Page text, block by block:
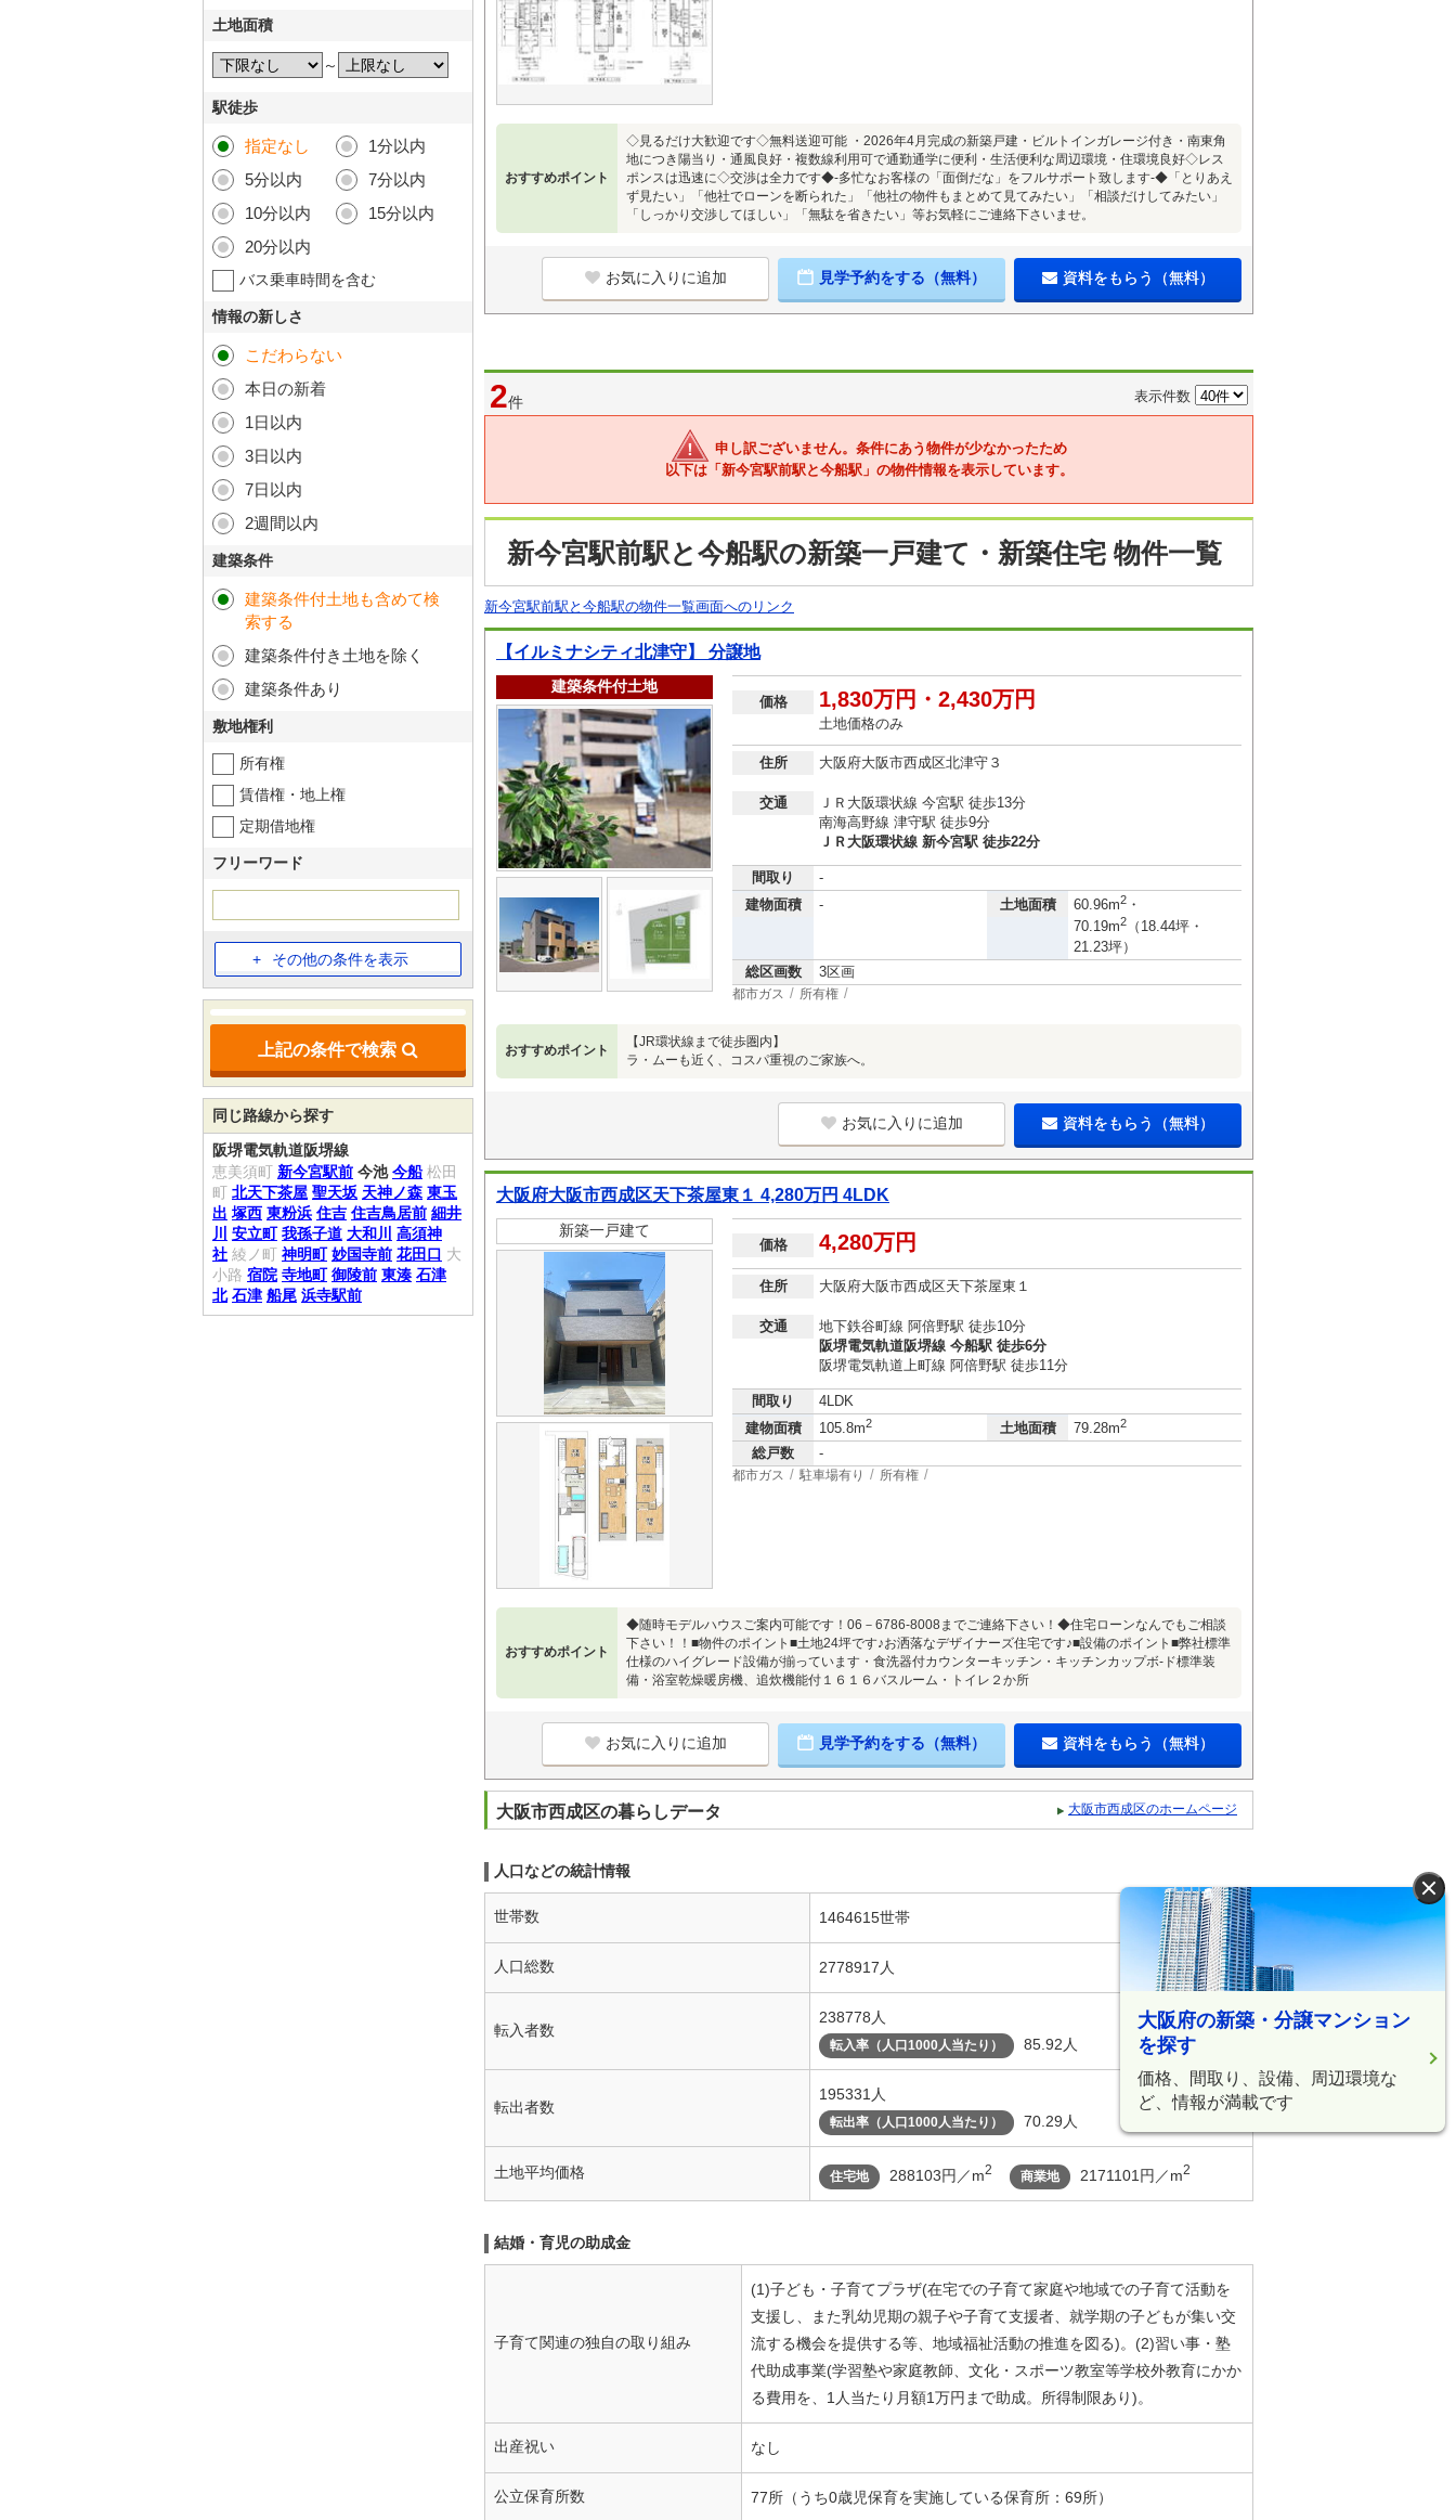
おすすめポイント
◇見るだけ大歓迎です◇無料送迎可能 ・2026年4月完成の新築戸建・ビルトインガレージ付き・南東角
地につき陽当り・通風良好・複数線利用可で通勤通学に便利・生活便利な周辺環境・住環境良好◇レス
ポンスは迅速に◇交渉は全力です◆‐多忙なお客様の「面倒だな」をフルサポート致します‐◆「とりあえ
ず見たい」「他社でローンを断られた」「他社の物件もまとめて見てみたい」「相談だけしてみたい」
「しっかり交渉してほしい」「無駄を省きたい」等お気軽にご連絡下さいませ。
お気に入りに追加 見学予約をする（無料） 資料をもらう（無料）
2件 表示件数
申し訳ございません。条件にあう物件が少なかったため
以下は「新今宮駅前駅と今船駅」の物件情報を表示しています。
新今宮駅前駅と今船駅の新築一戸建て・新築住宅 物件一覧
新今宮駅前駅と今船駅の物件一覧画面へのリンク
【イルミナシティ北津守】 分譲地
建築条件付土地
価格 1,830万円・2,430万円
土地価格のみ
住所 大阪府大阪市西成区北津守３
交通
ＪＲ大阪環状線 今宮駅 徒歩13分
南海高野線 津守駅 徒歩9分
ＪＲ大阪環状線 新今宮駅 徒歩22分
間取り
-
建物面積
- 土地面積 60.96m2 ・
70.19m2
（18.44坪・
21.23坪）
総区画数
3区画
都市ガス 所有権
おすすめポイント
【JR環状線まで徒歩圏内】
ラ・ムーも近く、コスパ重視のご家族へ。
お気に入りに追加 資料をもらう（無料）
大阪府大阪市西成区天下茶屋東１ 4,280万円 4LDK
新築一戸建て
価格 4,280万円
住所 大阪府大阪市西成区天下茶屋東１
交通
地下鉄谷町線 阿倍野駅 徒歩10分
阪堺電気軌道阪堺線 今船駅 徒歩6分
阪堺電気軌道上町線 阿倍野駅 徒歩11分
間取り
4LDK
建物面積
105.8m2 土地面積 79.28m2
総戸数 -
都市ガス 駐車場有り 所有権
おすすめポイント
◆随時モデルハウスご案内可能です！06－6786-8008までご連絡下さい！◆住宅ローンなんでもご相談
下さい！！■物件のポイント■土地24坪です♪お洒落なデザイナーズ住宅です♪■設備のポイント■弊社標準
仕様のハイグレード設備が揃っています・食洗器付カウンターキッチン・キッチンカップボ-ド標準装
備・浴室乾燥暖房機、追炊機能付１６１６バスルーム・トイレ２か所
お気に入りに追加 見学予約をする（無料） 資料をもらう（無料）
×
大阪府の新築・分譲マンション
を探す
価格、間取り、設備、周辺環境な
ど、情報が満載です
大阪市西成区の暮らしデータ 大阪市西成区のホームページ
人口などの統計情報
世帯数 1464615世帯
人口総数 2778917人
転入者数
238778人
転入率（人口1000人当たり） 85.92人
転出者数
195331人
転出率（人口1000人当たり） 70.29人
土地平均価格 住宅地 288103円／m2 商業地 2171101円／m2
結婚・育児の助成金
子育て関連の独自の取り組み
(1)子ども・子育てプラザ(在宅での子育て家庭や地域での子育て活動を
支援し、また乳幼児期の親子や子育て支援者、就学期の子どもが集い交
流する機会を提供する等、地域福祉活動の推進を図る)。(2)習い事・塾
代助成事業(学習塾や家庭教師、文化・スポーツ教室等学校外教育にかか
る費用を、1人当たり月額1万円まで助成。所得制限あり)。
出産祝い なし
公立保育所数 77所（うち0歳児保育を実施している保育所：69所）
土地面積
～
駅徒歩
指定なし
1分以内
5分以内
7分以内
10分以内
15分以内
20分以内
バス乗車時間を含む
情報の新しさ
こだわらない
本日の新着
1日以内
3日以内
7日以内
2週間以内
建築条件
建築条件付土地も含めて検
索する
建築条件付き土地を除く
建築条件あり
敷地権利
所有権
賃借権・地上権
定期借地権
フリーワード
その他の条件を表示
上記の条件で検索
同じ路線から探す
阪堺電気軌道阪堺線
恵美須町 新今宮駅前 今池 今船 松田
町 北天下茶屋 聖天坂 天神ノ森 東玉
出 塚西 東粉浜 住吉 住吉鳥居前 細井
川
安立町 我孫子道 大和川
高須神
社 綾ノ町 神明町 妙国寺前 花田口 大
小路 宿院 寺地町 御陵前 東湊 石津
北 石津 船尾 浜寺駅前